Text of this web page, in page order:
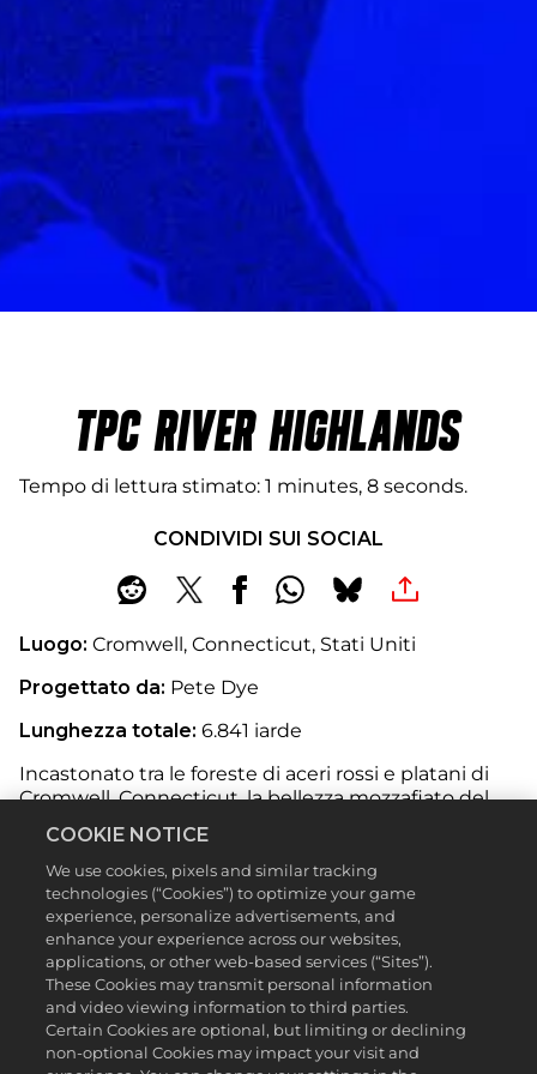
TPC RIVER HIGHLANDS
Tempo di lettura stimato 1 minutes, 8 seconds
CONDIVIDI SUI SOCIAL
Luogo: Cromwell, Connecticut, Stati Uniti
Progettato da: Pete Dye
Lunghezza totale: 6.841 iarde
Incastonato tra le foreste di aceri rossi e platani di
Cromwell, Connecticut, la bellezza mozzafiato del
TPC River Highlands rappresenta l'ennesimo
capolavoro ideato da un progettista del calibro di
Pete Dye. Il campo, inaugurato nel 1928, ha visto
numerosi cambi di denominazione e modifiche, più
recentemente nel 1989 a firma di Bobby Weed.
Dal 1991, TPC River Highlands ospita il torneo
Travelers Championship, ovvero, il secondo evento
PGA TOUR per numero totale di spettatori. Che tu
stia vivendo l'esperienza inPGA TOUR 2K23o
assistendo dal vivo a questo torneo del PGA TOUR,
COOKIE NOTICE
We use cookies, pixels and similar tracking
technologies (“Cookies”) to optimize your game
experience, personalize advertisements, and
enhance your experience across our websites,
applications, or other web-based services (“Sites”).
These Cookies may transmit personal information
and video viewing information to third parties.
Certain Cookies are optional, but limiting or declining
non-optional Cookies may impact your visit and